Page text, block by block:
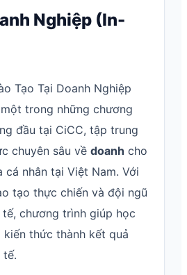
Nghiệp (In-
Tạo Tại Doanh Nghiệp
trong những chương
đầu tại CiCC, tập trung
chuyên sâu về doanh cho
cá nhân tại Việt Nam. Với
tạo thực chiến và đội ngũ
chương trình giúp học
kiến thức thành kết quả
tế.